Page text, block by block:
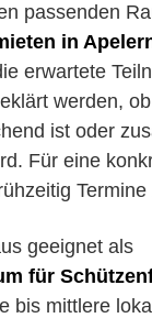
passenden
in
erwartete
werden,
ist oder
Für eine
Termine
geeignet als
für
bis mittlere